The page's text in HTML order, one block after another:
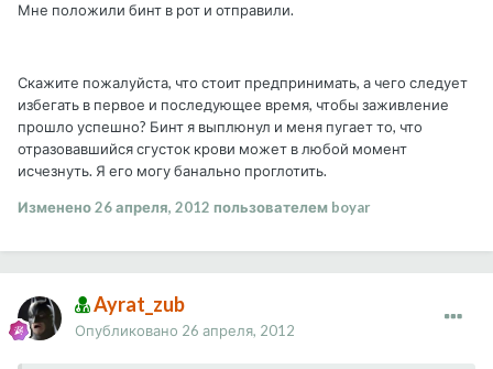
Мне положили бинт в рот и отправили.
Скажите пожалуйста, что стоит предпринимать, а чего следует
избегать в первое и последующее время, чтобы заживление
прошло успешно? Бинт я выплюнул и меня пугает то, что
отразовавшийся сгусток крови может в любой момент
исчезнуть. Я его могу банально проглотить.
Изменено26 апреля, 2012 пользователем boyar
Ayrat_zub
Опубликовано 26 апреля, 2012